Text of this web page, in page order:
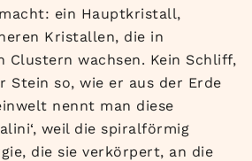
ein Hauptkristall,
Kristallen, die in
Clustern wachsen. Kein Schliff,
Stein so, wie er aus der Erde
nennt man diese
weil die spiralförmig
die sie verkörpert, an die